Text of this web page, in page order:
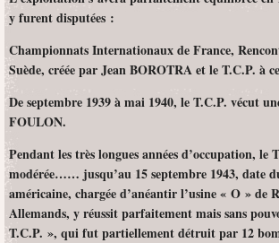
y furent disputées :
Championnats Internationaux de France,
Suède, créée par Jean BOROTRA et le T.C.P. à
De septembre 1939 à mai 1940, le T.C.P. vécut
FOULON.
Pendant les très longues années d’occupation,
modérée…… jusqu’au 15 septembre 1943, date
américaine, chargée d’anéantir l’usine « O » de
Allemands, y réussit parfaitement mais sans
T.C.P. », qui fut partiellement détruit par 12